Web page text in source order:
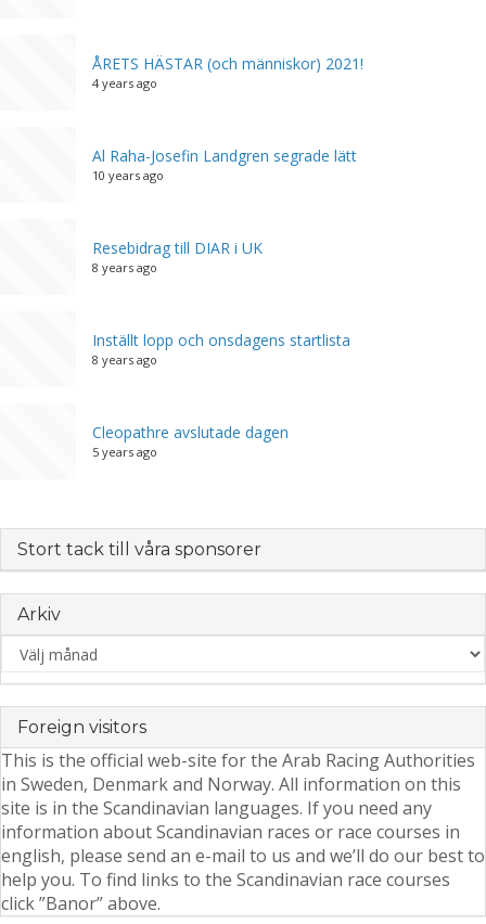
ÅRETS HÄSTAR (och människor) 2021!
4 years ago
Al Raha-Josefin Landgren segrade lätt
10 years ago
Resebidrag till DIAR i UK
8 years ago
Inställt lopp och onsdagens startlista
8 years ago
Cleopathre avslutade dagen
5 years ago
Stort tack till våra sponsorer
Arkiv
Arkiv
Foreign visitors
This is the official web-site for the Arab Racing Authorities
in Sweden, Denmark and Norway. All information on this
site is in the Scandinavian languages. If you need any
information about Scandinavian races or race courses in
english, please send an e-mail to us and we’ll do our best to
help you. To find links to the Scandinavian race courses
click ”Banor” above.